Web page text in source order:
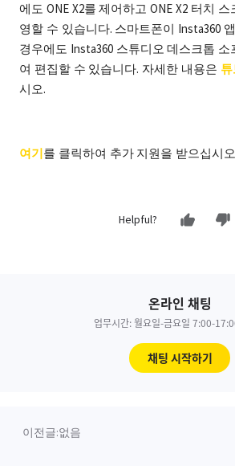
에도 ONE X2를 제어하고 ONE X2 터치
영할 수 있습니다. 스마트폰이 Insta360
경우에도 Insta360 스튜디오 데스크톱
여 편집할 수 있습니다. 자세한 내용은
시오.
여기를 클릭하여 추가 지원을 받으십시
Helpful?
온라인 채팅
업무시간: 월요일-금요일 7:00-
채팅 시작하기
이전글:없음